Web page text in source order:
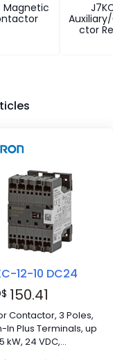
Magnetic
ctor
12-10 DC24
$ 150.41
Contactor, 3 Poles,
In Plus Terminals, up
kW, 24 VDC,